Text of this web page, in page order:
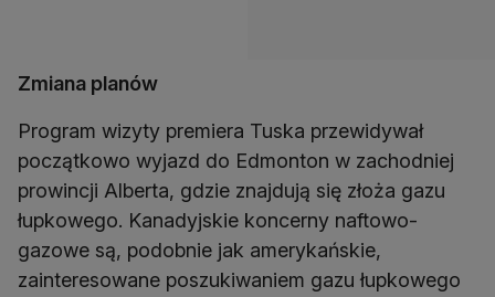
Zmiana planów
Program wizyty premiera Tuska przewidywał
początkowo wyjazd do Edmonton w zachodniej
prowincji Alberta, gdzie znajdują się złoża gazu
łupkowego. Kanadyjskie koncerny naftowo-
gazowe są, podobnie jak amerykańskie,
zainteresowane poszukiwaniem gazu łupkowego